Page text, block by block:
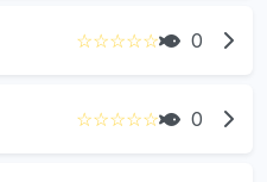
☆☆☆☆☆ 0
☆☆☆☆☆ 0